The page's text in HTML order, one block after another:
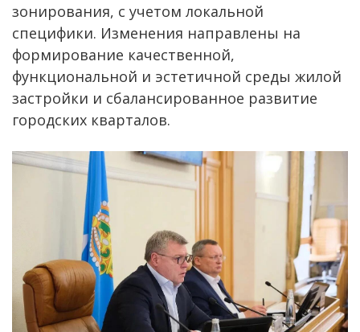
зонирования, с учетом локальной
специфики. Изменения направлены на
формирование качественной,
функциональной и эстетичной среды жилой
застройки и сбалансированное развитие
городских кварталов.